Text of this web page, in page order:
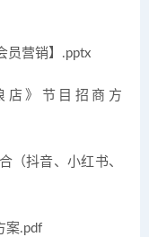
员营销】.pptx
店》节目招商方
（抖音、小红书、
案.pdf